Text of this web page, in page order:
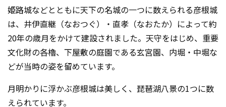
姫路城などとともに天下の名城の一つに数えられる彦根城
は、井伊直継（なおつぐ）・直孝（なおたか）によって約
20年の歳月をかけて建設されました。 天守をはじめ、重要
文化財の各櫓、下屋敷の庭園である玄宮園、内堀・中堀な
どが当時の姿を留めています。
月明かりに浮かぶ彦根城は美しく、琵琶湖八景の1つに数
えられています。